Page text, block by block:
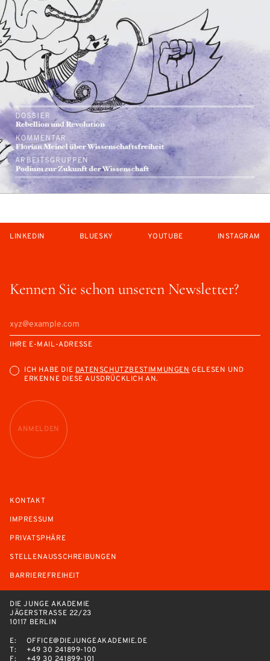
Kennen Sie schon unseren Newsletter?
IHRE E-MAIL-ADRESSE
ICH HABE DIE DATENSCHUTZBESTIMMUNGEN GELESEN UND
ERKENNE DIESE AUSDRÜCKLICH AN.
ANMELDEN
LINKEDIN BLUESKY YOUTUBE INSTAGRAM
KONTAKT
IMPRESSUM
PRIVATSPHÄRE
STELLENAUSSCHREIBUNGEN
BARRIEREFREIHEIT
DIE JUNGE AKADEMIE
JÄGERSTRASSE 22/23
10117 BERLIN
E:
OFFICE@DIEJUNGEAKADEMIE.DE
T:
+49 30 241899-100